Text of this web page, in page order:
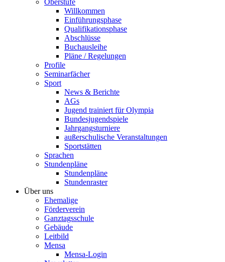
Oberstufe
Willkommen
Einführungsphase
Qualifikationsphase
Abschlüsse
Buchausleihe
Pläne / Regelungen
Profile
Seminarfächer
Sport
News & Berichte
AGs
Jugend trainiert für Olympia
Bundesjugendspiele
Jahrgangsturniere
außerschulische Veranstaltungen
Sportstätten
Sprachen
Stundenpläne
Stundenpläne
Stundenraster
Über uns
Ehemalige
Förderverein
Ganztagsschule
Gebäude
Leitbild
Mensa
Mensa-Login